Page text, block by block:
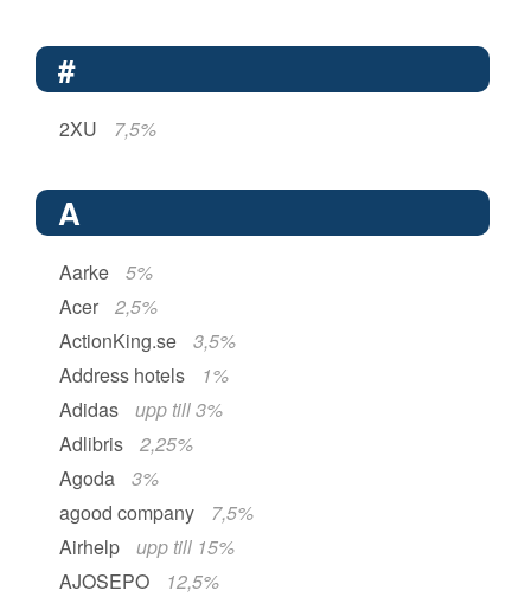
#
2XU 7,5%
A
Aarke
5%
Acer
2,5%
ActionKing.se
3,5%
Address hotels
1%
Adidas
upp till 3%
Adlibris
2,25%
Agoda
3%
agood company
7,5%
Airhelp
upp till 15%
AJOSEPO
12,5%